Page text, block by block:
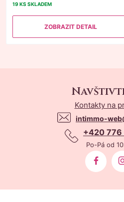
19 KS SKLADEM
ZOBRAZIT DETAIL
Kontakty na
intimmo-
+420
Po-Pá od